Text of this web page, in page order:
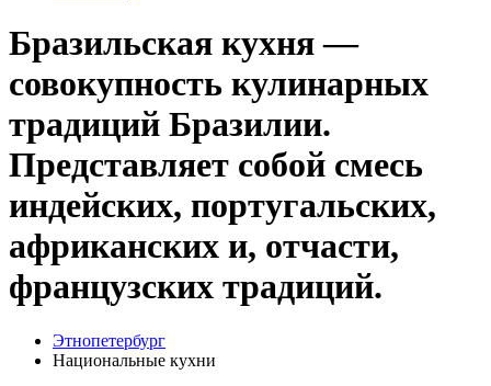
Бразильская кухня —
совокупность кулинарных
традиций Бразилии.
Представляет собой смесь
индейских, португальских,
африканских и, отчасти,
французских традиций.
Этнопетербург
Национальные кухни